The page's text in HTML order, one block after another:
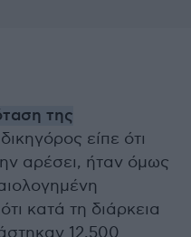
της
είπε ότι
αρέσει, ήταν όμως
κατά τη διάρκεια
12.500